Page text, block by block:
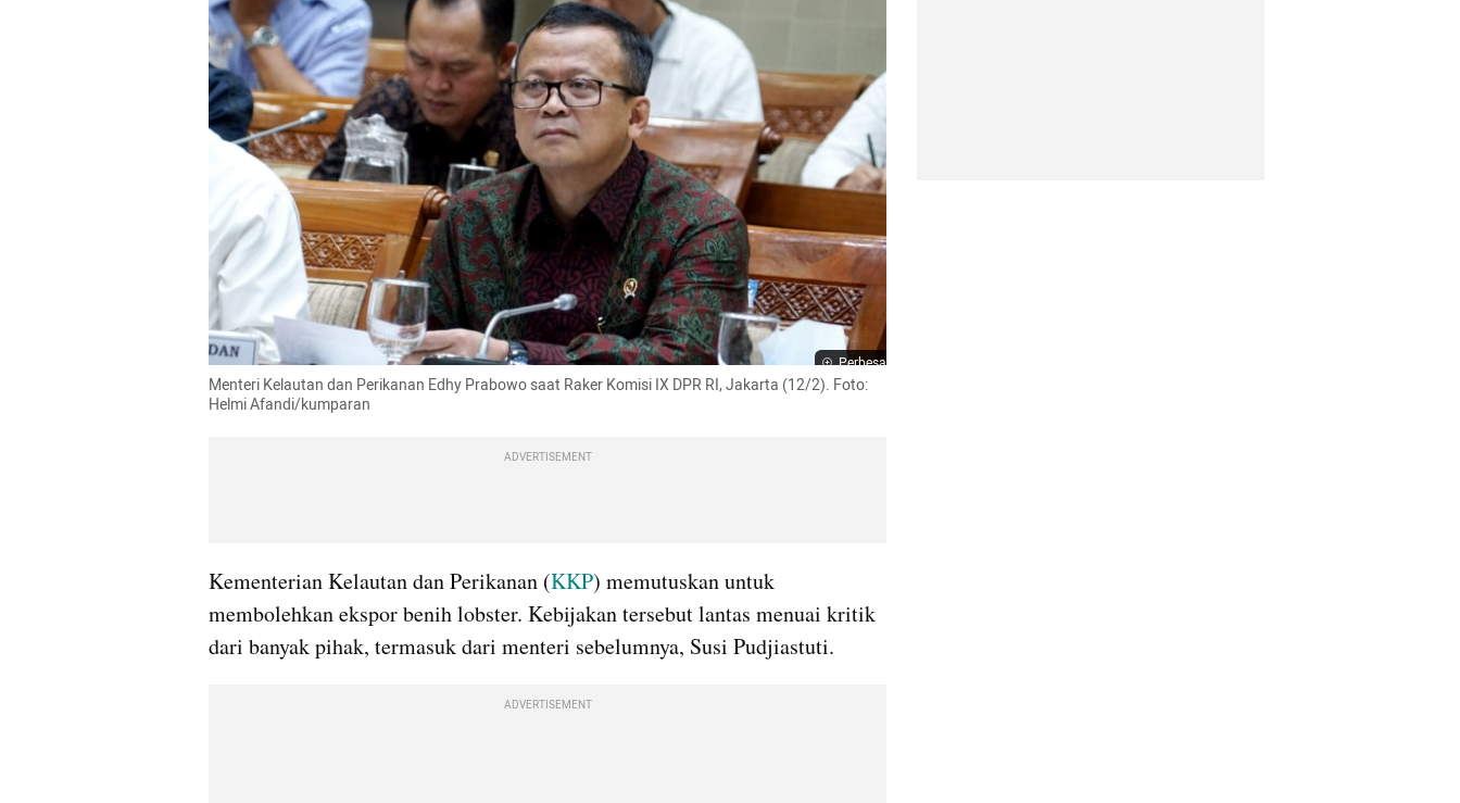
Perbesar
Menteri Kelautan dan Perikanan Edhy Prabowo saat Raker Komisi IX DPR RI, Jakarta (12/2). Foto:
Helmi Afandi/kumparan
ADVERTISEMENT
Kementerian Kelautan dan Perikanan (KKP) memutuskan untuk
membolehkan ekspor benih lobster. Kebijakan tersebut lantas menuai kritik
dari banyak pihak, termasuk dari menteri sebelumnya, Susi Pudjiastuti.
ADVERTISEMENT